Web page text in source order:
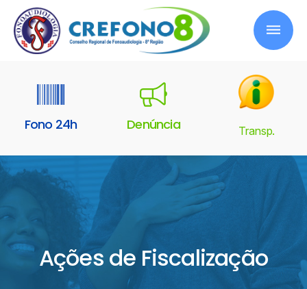
Fono 24h Denúncia Transp.
Ações de Fiscalização